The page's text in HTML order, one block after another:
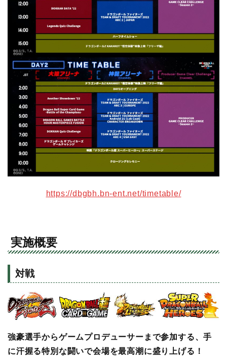
https://dbgbh.bn-ent.net/timetable/
実施概要
対戦
強豪選手からゲームプロデューサーまで参加する、手
に汗握る特別な闘いで会場を最高潮に盛り上げる！